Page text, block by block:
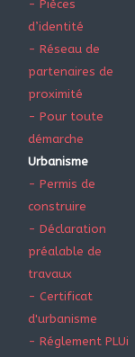
- Pièces
d’identité
- Réseau de
partenaires de
proximité
- Pour toute
démarche
Urbanisme
- Permis de
construire
- Déclaration
préalable de
travaux
- Certificat
d'urbanisme
- Réglement PLUi